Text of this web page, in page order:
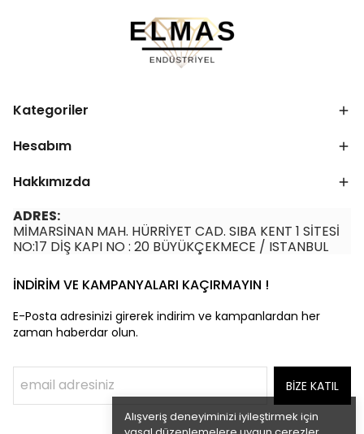
Alışveriş deneyiminizi iyileştirmek için
Kategoriler
Hesabım
Hakkımızda
ADRES:
MİMARSİNAN MAH. HÜRRİYET CAD. SIBA KENT 1 SİTESİ
NO:17 DİŞ KAPI NO : 20 BÜYÜKÇEKMECE / ISTANBUL
İNDİRİM VE KAMPANYALARI KAÇIRMAYIN !
E-Posta adresinizi girerek indirim ve kampanlardan her
zaman haberdar olun.
BİZE KATIL